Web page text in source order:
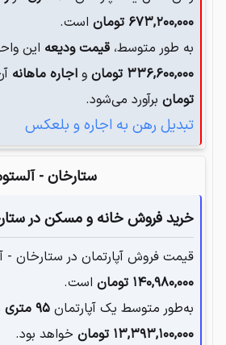
۶۷۳,۲۰۰,۰۰۰ تومان است.
به طور متوسط، قیمت ودیعه این
۳۳۶,۶۰۰,۰۰۰ تومان و اجاره ماهانه
تومان برآورد می‌شود.
تبدیل رهن به اجاره و بلعکس
ستارخان -
خرید فروش خانه و مسکن در
قیمت فروش آپارتمان در ستارخان -
۱۴۰,۹۸۰,۰۰۰ تومان است.
به‌طور متوسط یک آپارتمان‌ ۹۵ متری
۱۳,۳۹۳,۱۰۰,۰۰۰ تومان خواهد بود.